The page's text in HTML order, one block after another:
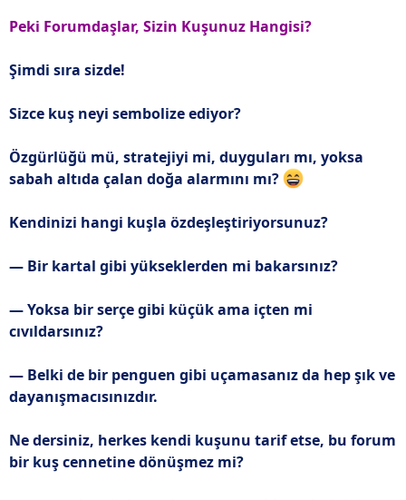
Peki Forumdaşlar, Sizin Kuşunuz Hangisi?
Şimdi sıra sizde!
Sizce kuş neyi sembolize ediyor?
Özgürlüğü mü, stratejiyi mi, duyguları mı, yoksa
sabah altıda çalan doğa alarmını mı?
Kendinizi hangi kuşla özdeşleştiriyorsunuz?
— Bir kartal gibi yükseklerden mi bakarsınız?
— Yoksa bir serçe gibi küçük ama içten mi
cıvıldarsınız?
— Belki de bir penguen gibi uçamasanız da hep şık ve
dayanışmacısınızdır.
Ne dersiniz, herkes kendi kuşunu tarif etse, bu forum
bir kuş cennetine dönüşmez mi?